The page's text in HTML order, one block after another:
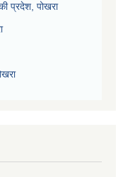
प्रदेश, पोखरा